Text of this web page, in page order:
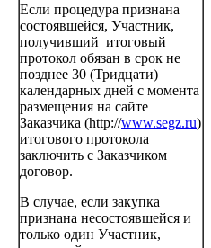
Если процедура признана
состоявшейся, Участник,
получивший итоговый
протокол обязан в срок не
позднее 30 (Тридцати)
календарных дней с момента
размещения на сайте
Заказчика (http://www.segz.ru)
итогового протокола
заключить с Заказчиком
договор.
В случае, если закупка
признана несостоявшейся и
только один Участник,